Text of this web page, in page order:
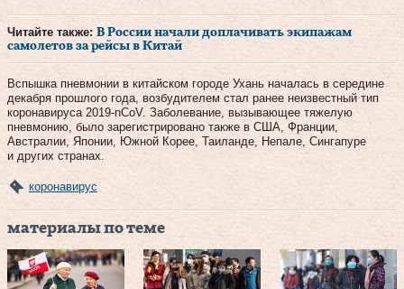
Читайте также: В России начали доплачивать экипажам
самолетов за рейсы в Китай
Вспышка пневмонии в китайском городе Ухань началась в середине
декабря прошлого года, возбудителем стал ранее неизвестный тип
коронавируса 2019-nCoV. Заболевание, вызывающее тяжелую
пневмонию, было зарегистрировано также в США, Франции,
Австралии, Японии, Южной Корее, Таиланде, Непале, Сингапуре
и других странах.
коронавирус
материалы по теме